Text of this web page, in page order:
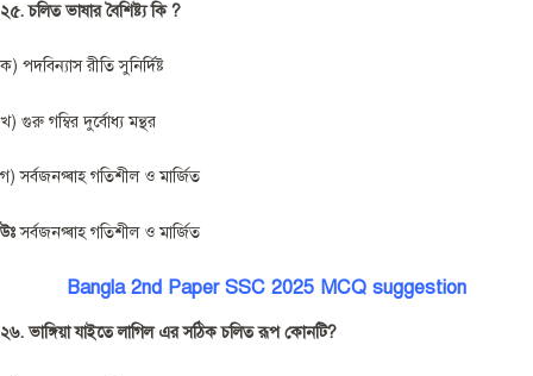
২৫. চলিত ভাষার বৈশিষ্ট্য কি ?
ক) পদবিন্যাস রীতি সুনির্দিষ্ট
খ) গুরু গম্বির দুর্বোধ্য মন্থর
গ) সর্বজনগ্ৰাহ গতিশীল ও মার্জিত
উঃসর্বজনগ্ৰাহ গতিশীল ও মার্জিত
Bangla 2nd Paper SSC 2025 MCQ suggestion
২৬. ভাঙ্গিয়া যাইতে লাগিল এর সঠিক চলিত রূপ কোনটি?